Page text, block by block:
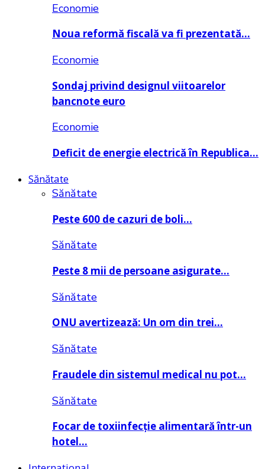
Economie
Noua reformă fiscală va fi prezentată…
Economie
Sondaj privind designul viitoarelor
bancnote euro
Economie
Deficit de energie electrică în Republica…
Sănătate
Sănătate
Peste 600 de cazuri de boli…
Sănătate
Peste 8 mii de persoane asigurate…
Sănătate
ONU avertizează: Un om din trei…
Sănătate
Fraudele din sistemul medical nu pot…
Sănătate
Focar de toxiinfecție alimentară într-un
hotel…